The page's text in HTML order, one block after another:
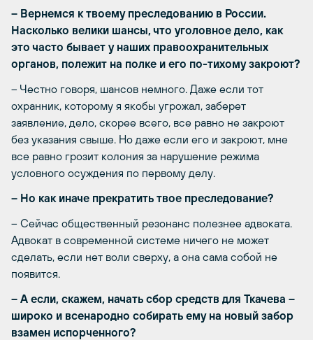
– Вернемся к твоему преследованию в России.
Насколько велики шансы, что уголовное дело, как
это часто бывает у наших правоохранительных
органов, полежит на полке и его по-тихому закроют?
– Честно говоря, шансов немного. Даже если тот
охранник, которому я якобы угрожал, заберет
заявление, дело, скорее всего, все равно не закроют
без указания свыше. Но даже если его и закроют, мне
все равно грозит колония за нарушение режима
условного осуждения по первому делу.
– Но как иначе прекратить твое преследование?
– Сейчас общественный резонанс полезнее адвоката.
Адвокат в современной системе ничего не может
сделать, если нет воли сверху, а она сама собой не
появится.
– А если, скажем, начать сбор средств для Ткачева –
широко и всенародно собирать ему на новый забор
взамен испорченного?